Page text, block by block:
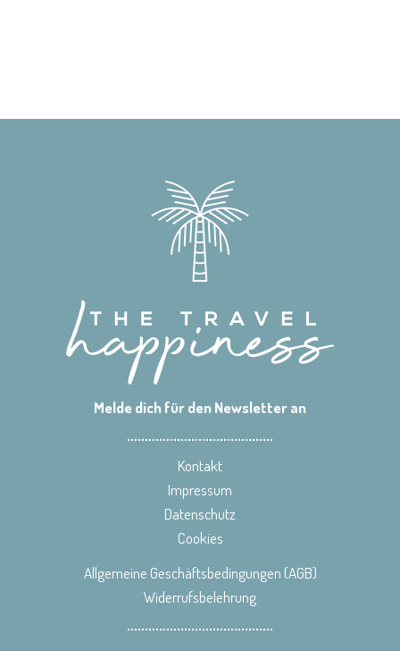
Melde dich für den Newsletter an
Kontakt
Impressum
Datenschutz
Cookies
Allgemeine Geschäftsbedingungen (AGB)
Widerrufsbelehrung